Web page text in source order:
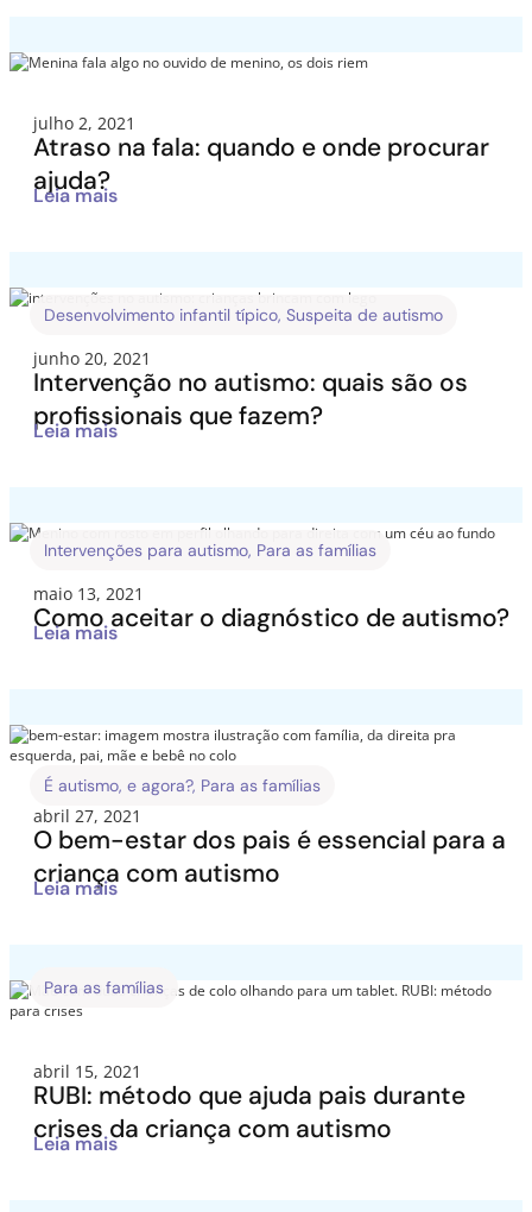
Desenvolvimento infantil típico, Suspeita de autismo
julho 2, 2021
Atraso na fala: quando e onde procurar
ajuda?
Leia mais
Intervenções para autismo, Para as famílias
junho 20, 2021
Intervenção no autismo: quais são os
profissionais que fazem?
Leia mais
É autismo, e agora?, Para as famílias
maio 13, 2021
Como aceitar o diagnóstico de autismo?
Leia mais
Para as famílias
abril 27, 2021
O bem-estar dos pais é essencial para a
criança com autismo
Leia mais
abril 15, 2021
RUBI: método que ajuda pais durante
crises da criança com autismo
Leia mais